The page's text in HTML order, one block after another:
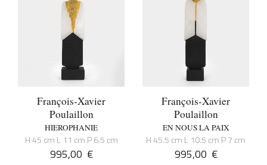
François-Xavier
Poulaillon
HIEROPHANIE
H 45 cm L 11 cm P 6.5 cm
995,00 €
François-Xavier
Poulaillon
EN NOUS LA PAIX
H 45.5 cm L 10.5 cm P 7 cm
995,00 €